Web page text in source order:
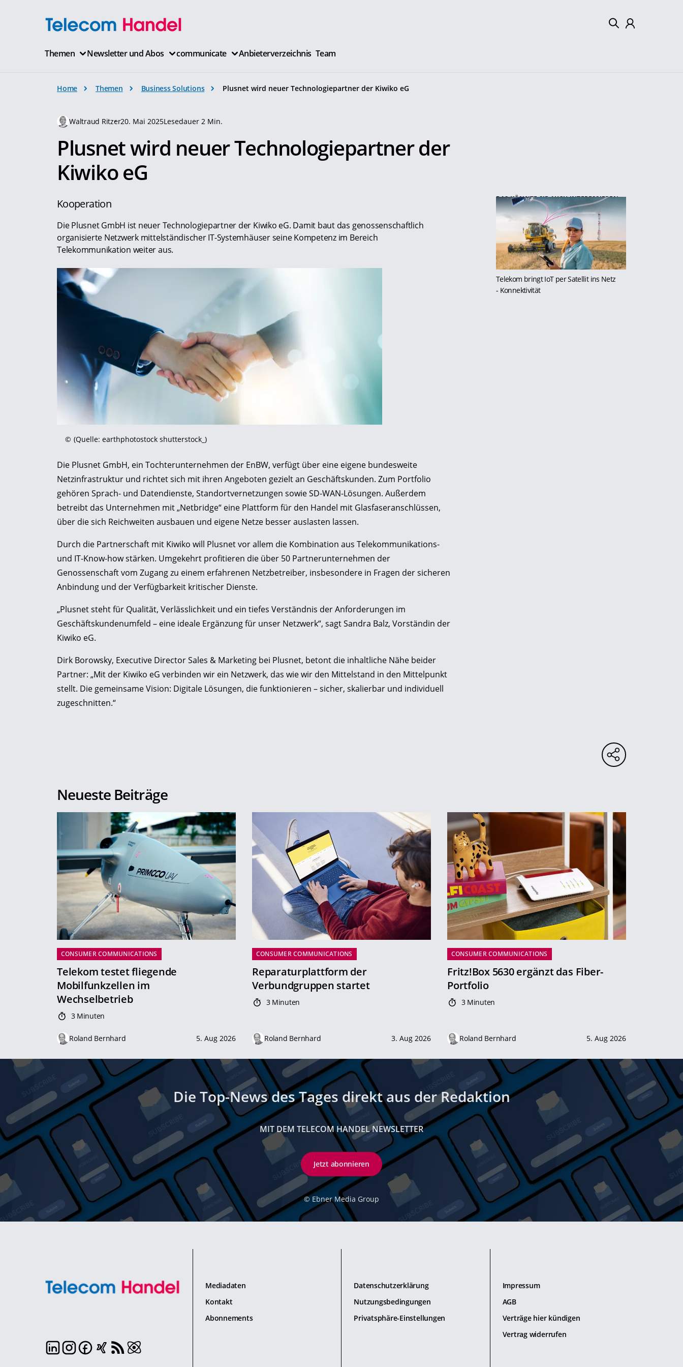
Themen Newsletter und Abos communicate Anbieterverzeichnis Team
Home Themen Business Solutions Plusnet wird neuer Technologiepartner der Kiwiko eG
Waltraud Ritzer20. Mai 2025Lesedauer 2 Min.
Plusnet wird neuer Technologiepartner der
Kiwiko eG
Kooperation
Die Plusnet GmbH ist neuer Technologiepartner der Kiwiko eG. Damit baut das genossenschaftlich
organisierte Netzwerk mittelständischer IT-Systemhäuser seine Kompetenz im Bereich
Telekommunikation weiter aus.
© (Quelle: earthphotostock shutterstock_)
Die Plusnet GmbH, ein Tochterunternehmen der EnBW, verfügt über eine eigene bundesweite
Netzinfrastruktur und richtet sich mit ihren Angeboten gezielt an Geschäftskunden. Zum Portfolio
gehören Sprach- und Datendienste, Standortvernetzungen sowie SD-WAN-Lösungen. Außerdem
betreibt das Unternehmen mit „Netbridge“ eine Plattform für den Handel mit Glasfaseranschlüssen,
über die sich Reichweiten ausbauen und eigene Netze besser auslasten lassen.
Durch die Partnerschaft mit Kiwiko will Plusnet vor allem die Kombination aus Telekommunikations-
und IT-Know-how stärken. Umgekehrt profitieren die über 50 Partnerunternehmen der
Genossenschaft vom Zugang zu einem erfahrenen Netzbetreiber, insbesondere in Fragen der sicheren
Anbindung und der Verfügbarkeit kritischer Dienste.
„Plusnet steht für Qualität, Verlässlichkeit und ein tiefes Verständnis der Anforderungen im
Geschäftskundenumfeld – eine ideale Ergänzung für unser Netzwerk“, sagt Sandra Balz, Vorständin der
Kiwiko eG.
Dirk Borowsky, Executive Director Sales & Marketing bei Plusnet, betont die inhaltliche Nähe beider
Partner: „Mit der Kiwiko eG verbinden wir ein Netzwerk, das wie wir den Mittelstand in den Mittelpunkt
stellt. Die gemeinsame Vision: Digitale Lösungen, die funktionieren – sicher, skalierbar und individuell
zugeschnitten.“
DAS KÖNNTE SIE AUCH INTERESSIEREN:
Telekom bringt IoT per Satellit ins Netz
- Konnektivität
Neueste Beiträge
CONSUMER COMMUNICATIONS
Telekom testet fliegende
Mobilfunkzellen im
Wechselbetrieb
3 Minuten
Roland Bernhard 5. Aug 2026
CONSUMER COMMUNICATIONS
Reparaturplattform der
Verbundgruppen startet
3 Minuten
Roland Bernhard 3. Aug 2026
CONSUMER COMMUNICATIONS
Fritz!Box 5630 ergänzt das Fiber-
Portfolio
3 Minuten
Roland Bernhard 5. Aug 2026
Die Top-News des Tages direkt aus der Redaktion
MIT DEM TELECOM HANDEL NEWSLETTER
Jetzt abonnieren
© Ebner Media Group
Mediadaten
Kontakt
Abonnements
Datenschutzerklärung
Nutzungsbedingungen
Privatsphäre-Einstellungen
Impressum
AGB
Verträge hier kündigen
Vertrag widerrufen